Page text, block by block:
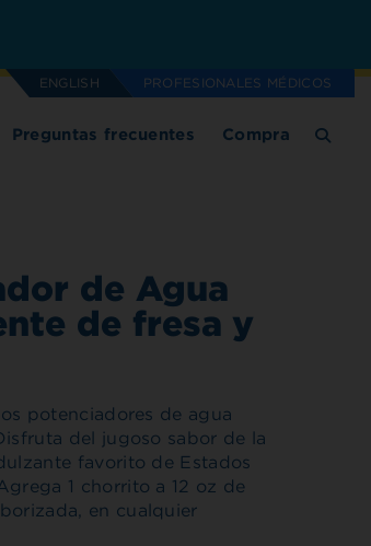
ENGLISH PROFESIONALES MÉDICOS
Preguntas frecuentes Compra
de Agua
de fresa y
potenciadores de agua
del jugoso sabor de la
favorito de Estados
1 chorrito a 12 oz de
en cualquier